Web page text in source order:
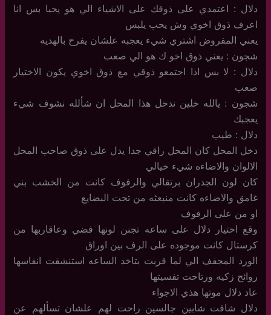
دلال : اعتمدي على ذوقك على الاشياء الي هو يحبا بس انا
اعرف ذوق اخوي وش يحب يلبس
يعني المفروض اشتري شيء يعجبه علشان يفرح بالهديه
شجون : يعني ذوق اخو ك هو الي صعب
دلال : لا بس اذا اجتمعو ذوقي مع ذوق اخوي يكون الاختيار
صعب
شجون : يالله خلين ندخل هذا المحل ان شألله نشوف شيء
يعجبك
دلال : طيب
دخل المحل كان المحل راقي جدا يدل على ذوق صاحب المحل
الالوان والاضاءه شيء خيالي
كان لون الجدران برتقالي والرفوف كانت من الخشب بني
غامق والاضاءه كانت منبعثه من تحت البضايع
او من على الرفوف
وقع اختيار دلال على ساعه تجنن لونها فضي وعاقاربها من
كرستال كانت موجوده على الرف بين اوراق
الورد المجفف الي لما قربت بتاخد الساعه استنشقت انفاسها
روائح زكيه ورتاحت تفسيتها
عاد دلال موتها هذي الاجواء
دلال شافت شابين جالسين راحت لهم علشان تسألهم عن